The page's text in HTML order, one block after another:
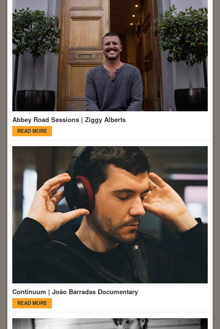
Abbey Road Sessions | Ziggy Alberts
READ MORE
Continuum | João Barradas Documentary
READ MORE